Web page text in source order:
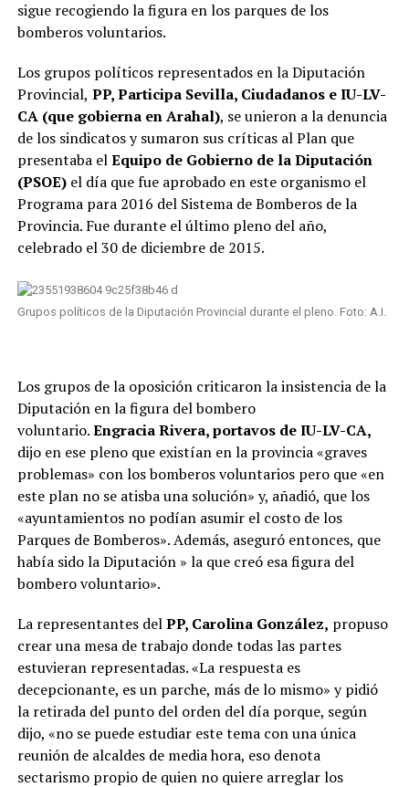
sigue recogiendo la figura en los parques de los
bomberos voluntarios.
Los grupos políticos representados en la Diputación
Provincial, PP, Participa Sevilla, Ciudadanos e IU-LV-
CA (que gobierna en Arahal), se unieron a la denuncia
de los sindicatos y sumaron sus críticas al Plan que
presentaba elEquipo de Gobierno de la Diputación
(PSOE)el día que fue aprobado en este organismo el
Programa para 2016 del Sistema de Bomberos de la
Provincia. Fue durante el último pleno del año,
celebrado el 30 de diciembre de 2015.
Grupos políticos de la Diputación Provincial durante el pleno. Foto: A.I.
Los grupos de la oposición criticaron la insistencia de la
Diputación en la figura del bombero
voluntario.Engracia Rivera, portavos de IU-LV-CA,
dijo en ese pleno que existían en la provincia «graves
problemas» con los bomberos voluntarios pero que «en
este plan no se atisba una solución» y, añadió, que los
«ayuntamientos no podían asumir el costo de los
Parques de Bomberos». Además, aseguró entonces, que
había sido la Diputación » la que creó esa figura del
bombero voluntario».
La representantes delPP, Carolina González, propuso
crear una mesa de trabajo donde todas las partes
estuvieran representadas. «La respuesta es
decepcionante, es un parche, más de lo mismo» y pidió
la retirada del punto del orden del día porque, según
dijo, «no se puede estudiar este tema con una única
reunión de alcaldes de media hora, eso denota
sectarismo propio de quien no quiere arreglar los